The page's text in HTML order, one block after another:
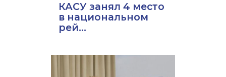
КАСУ занял 4 место
в национальном
рей...